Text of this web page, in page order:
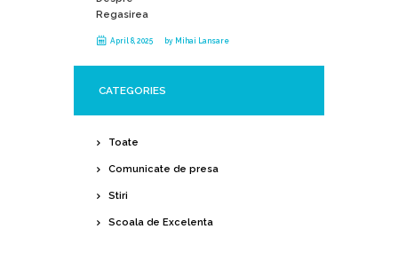
April 8, 2025 by Mihai Lansare
CATEGORIES
Toate
Comunicate de presa
Stiri
Scoala de Excelenta